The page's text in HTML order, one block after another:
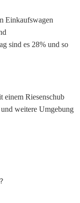
Einkaufswagen
sind es 28% und so
einem Riesenschub
weitere Umgebung